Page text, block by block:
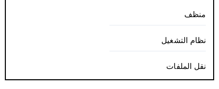
منظف
نظام التشغيل
نقل الملفات